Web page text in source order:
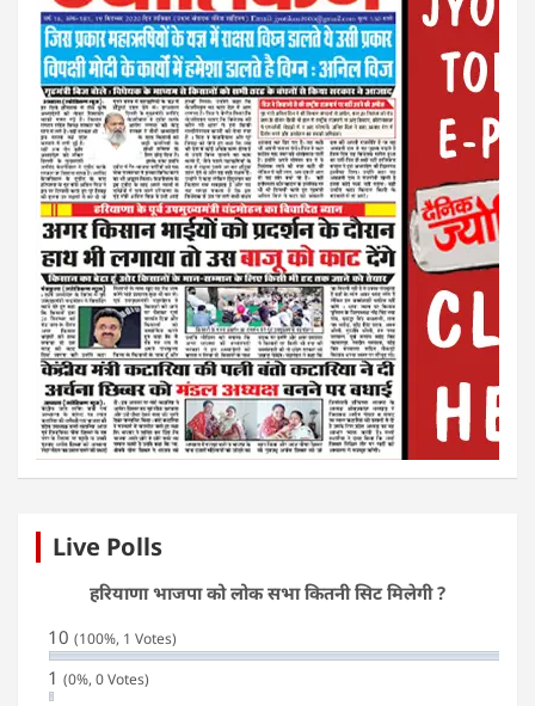
Live Polls
हरियाणा भाजपा को लोक सभा कितनी सिट मिलेगी ?
10 (100%, 1 Votes)
1 (0%, 0 Votes)